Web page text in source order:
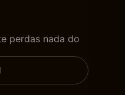
perdas nada do